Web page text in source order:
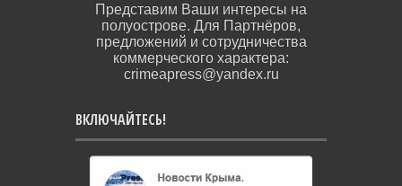
Представим Ваши интересы на
полуострове. Для Партнёров,
предложений и сотрудничества
коммерческого характера:
crimeapress@yandex.ru
ВКЛЮЧАЙТЕСЬ!